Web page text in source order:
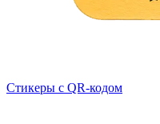
Стикеры с QR-кодом